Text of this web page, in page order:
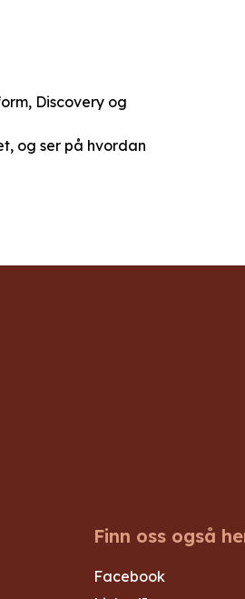
Discovery og
og ser på hvordan
Finn oss også
Facebook